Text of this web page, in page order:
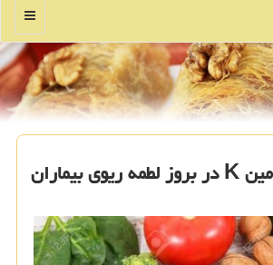
منو
تاثیر کمبود ویتامین K در بروز لطمه ریوی بیماران